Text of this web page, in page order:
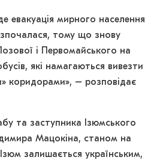
евакуація мирного населення
тому що знову
і Первомайського на
які намагаються вивезти
коридорами», – розповідає
та заступника Ізюмського
Мацокіна, станом на
залишається українським,